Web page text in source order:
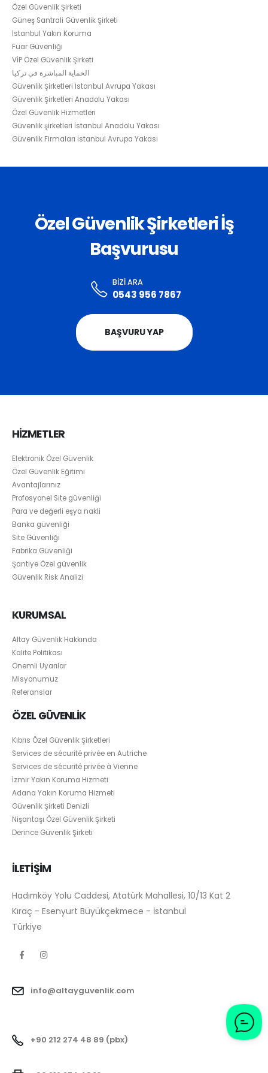
Özel Güvenlik Şirketi
Güneş Santrali Güvenlik Şirketi
İstanbul Yakın Koruma
Fuar Güvenliği
VİP Özel Güvenlik Şirketi
الحماية المباشرة في تركيا
Güvenlik Şirketleri İstanbul Avrupa Yakası
Güvenlik Şirketleri Anadolu Yakası
Özel Güvenlik Hizmetleri
Güvenlik şirketleri İstanbul Anadolu Yakası
Güvenlik Firmaları İstanbul Avrupa Yakası
Özel Güvenlik Şirketleri İş
Başvurusu
BIZI ARA
0543 956 7867
BAŞVURU YAP
HİZMETLER
Elektronik Özel Güvenlik
Özel Güvenlik Eğitimi
Avantajlarınız
Profosyonel Site güvenliği
Para ve değerli eşya nakli
Banka güvenliği
Site Güvenliği
Fabrika Güvenliği
Şantiye Özel güvenlik
Güvenlik Risk Analizi
KURUMSAL
Altay Güvenlik Hakkında
Kalite Politikası
Önemli Uyarılar
Misyonumuz
Referanslar
ÖZEL GÜVENLİK
Kıbrıs Özel Güvenlik Şirketleri
Services de sécurité privée en Autriche
Services de sécurité privée à Vienne
İzmir Yakın Koruma Hizmeti
Adana Yakın Koruma Hizmeti
Güvenlik Şirketi Denizli
Nişantaşı Özel Güvenlik Şirketi
Derince Güvenlik Şirketi
İLETİŞİM
Hadımköy Yolu Caddesi, Atatürk Mahallesi, 10/13 Kat 2
Kıraç - Esenyurt Büyükçekmece - İstanbul
Türkiye
info@altayguvenlik.com
+90 212 274 48 89 (pbx)